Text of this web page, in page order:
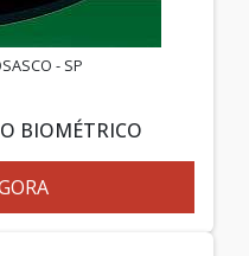
- SP
BIOMÉTRICO